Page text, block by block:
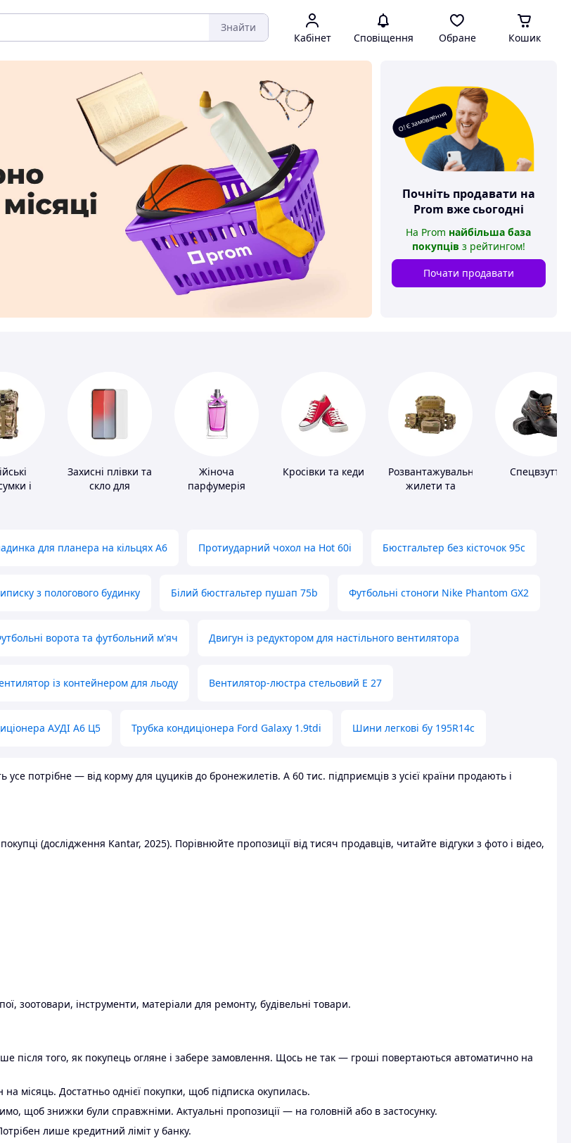
Знайти
Кабінет Сповіщення Обране Кошик
О! Є замовлення
Почніть продавати на
Prom вже сьогодні
На Prom найбільша база
покупців з рейтингом!
Почати продавати
і
Захисні плівки та
скло для
Жіноча
парфумерія
Кросівки та кеди
Розвантажувальні
жилети та
Спецвзуття
для планера на кільцях А6 Протиударний чохол на Hot 60i Бюстгальтер без кісточок 95с
з пологового будинку Білий бюстгальтер пушап 75b Футбольні стоноги Nike Phantom GX2
ворота та футбольний м'яч Двигун із редуктором для настільного вентилятора
із контейнером для льоду Вентилятор-люстра стельовий E 27
АУДІ А6 Ц5 Трубка кондиціонера Ford Galaxy 1.9tdi Шини легкові бу 195R14c
потрібне — від корму для цуциків до бронежилетів. А 60 тис. підприємців з усієї країни продають і
(дослідження Kantar, 2025). Порівнюйте пропозиції від тисяч продавців, читайте відгуки з фото і відео,
зоотовари, інструменти, матеріали для ремонту, будівельні товари.
після того, як покупець огляне і забере замовлення. Щось не так — гроші повертаються автоматично на
місяць. Достатньо однієї покупки, щоб підписка окупилась.
щоб знижки були справжніми. Актуальні пропозиції — на головній або в застосунку.
лише кредитний ліміт у банку.